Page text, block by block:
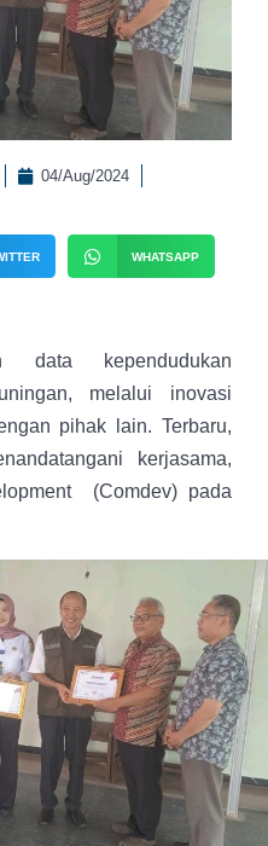
04/Aug/2024
WHATSAPP
data kependudukan
melalui inovasi
pihak lain. Terbaru,
kerjasama,
(Comdev) pada